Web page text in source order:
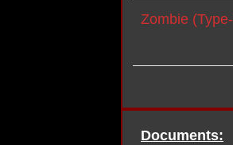
Zombie
Documents: